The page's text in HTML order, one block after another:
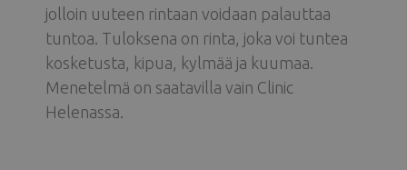
jolloin uuteen rintaan voidaan palauttaa
tuntoa. Tuloksena on rinta, joka voi tuntea
kosketusta, kipua, kylmää ja kuumaa.
Menetelmä on saatavilla vain Clinic
Helenassa.